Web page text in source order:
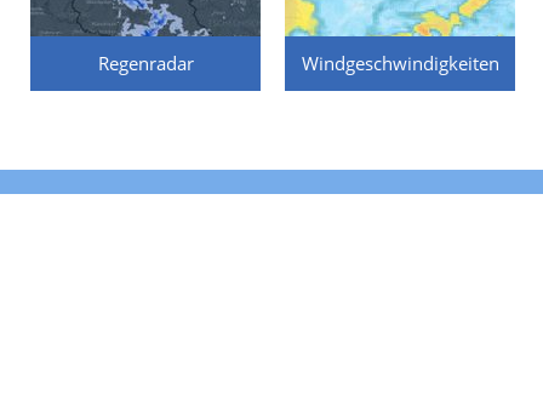
Regenradar Windgeschwindigkeiten